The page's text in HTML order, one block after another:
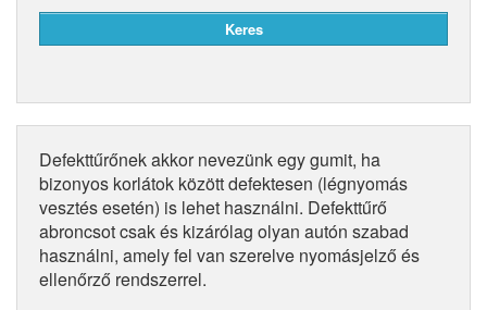
Defekttűrőnek akkor nevezünk egy gumit, ha
bizonyos korlátok között defektesen (légnyomás
vesztés esetén) is lehet használni. Defekttűrő
abroncsot csak és kizárólag olyan autón szabad
használni, amely fel van szerelve nyomásjelző és
ellenőrző rendszerrel.